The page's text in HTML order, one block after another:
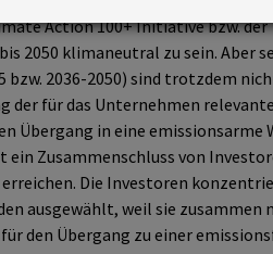
Action 100+ Initiative bzw.
2050 klimaneutral zu sein.
bzw. 2036-2050) sind trotzdem
der für das Unternehmen
Übergang in eine emissionsarme
ein Zusammenschluss von
Die Investoren
ausgewählt, weil sie
den Übergang zu einer